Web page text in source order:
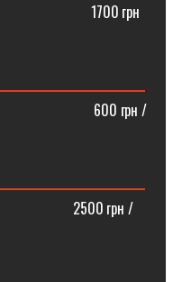
грн
грн /
грн /